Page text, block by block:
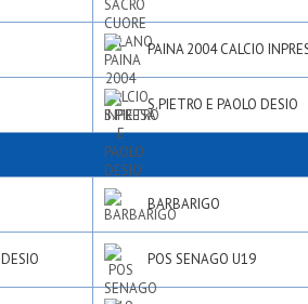
PAINA 2004 CALCIO
S.PIETRO E PAOLO DESIO
BARBARIGO
POS SENAGO U19